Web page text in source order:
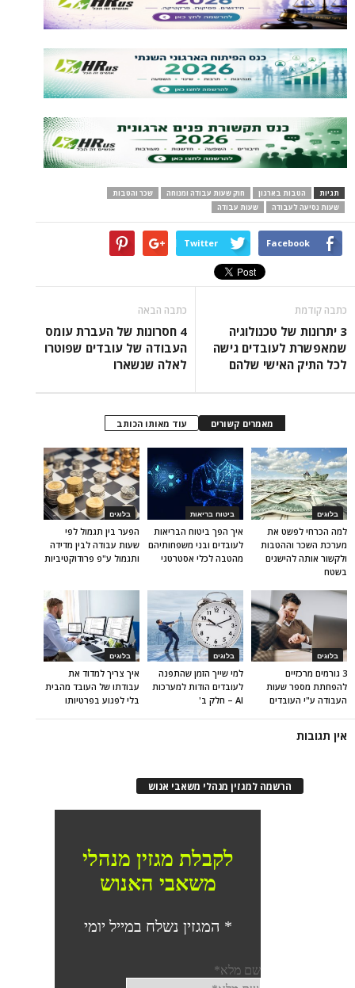
תגיות הטבות בארגון חוק שעות עבודה ומנוחה
שכר והטבות
שעות נסיעה לעבודה
שעות עבודה
Facebook
Twitter
כתבה קודמת
3 יתרונות של טכנולוגיה
שמאפשרת לעובדים גישה
לכל התיק האישי שלהם
כתבה הבאה
4 חסרונות של העברת עומס
העבודה של עובדים שפוטרו
לאלה שנשארו
מאמרים קשורים עוד מאותו הכותב
בלוגים
הפער בין תגמול לפי
שעות עבודה לבין מדידה
ותגמול ע"פ פרודוקטיביות
ביטוח בריאות
איך הפך ביטוח הבריאות
לעובדים ובני משפחותיהם
מהטבה לכלי אסטרטגי
בלוגים
למה הכרחי לפשט את
מערכת השכר וההטבות
ולקשור אותה להישגים
בשטח
בלוגים
איך צריך למדוד את
עבודתו של העובד מהבית
בלי לפגוע בפרטיותו
בלוגים
למי שייך הזמן שהתפנה
לעובדים הודות למערכות
AI – חלק ב'
בלוגים
3 גורמים מרכזיים
להפחתת מספר שעות
העבודה ע"י העובדים
אין תגובות
הרשמה למגזין מנהלי משאבי אנוש